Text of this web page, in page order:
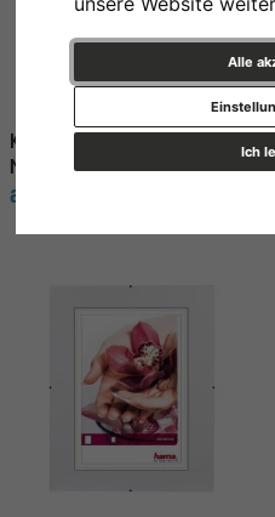
Alle
Ich
Kunststoff Bilderrahmen
Madrid
ab 3,45 € *